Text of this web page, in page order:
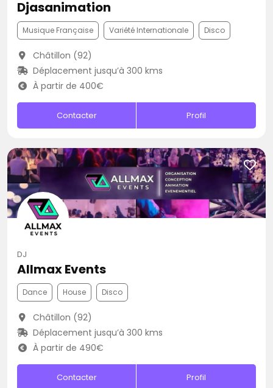
Djasanimation
Musique Française Variété Internationale Disco
Châtillon (92)
Déplacement jusqu’à 300 kms
À partir de 400€
Contacter Profil
DJ
Allmax Events
Dance House Disco
Châtillon (92)
Déplacement jusqu’à 300 kms
À partir de 490€
Contacter Profil